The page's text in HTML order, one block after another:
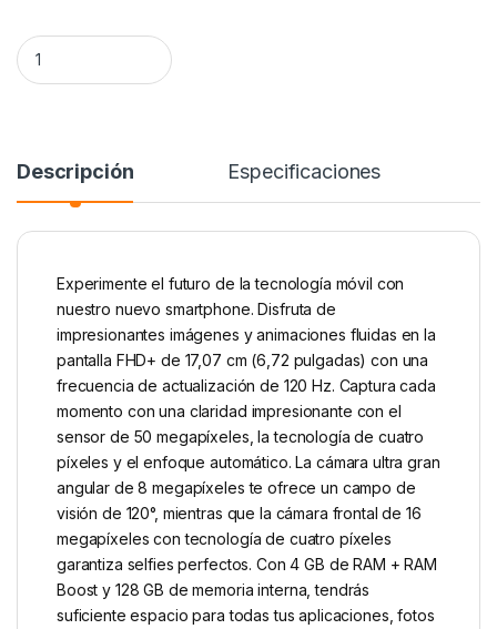
Motorola G35 5G (4/128GB) quantity
Descripción Especificaciones
Experimente el futuro de la tecnología móvil con
nuestro nuevo smartphone. Disfruta de
impresionantes imágenes y animaciones fluidas en la
pantalla FHD+ de 17,07 cm (6,72 pulgadas) con una
frecuencia de actualización de 120 Hz. Captura cada
momento con una claridad impresionante con el
sensor de 50 megapíxeles, la tecnología de cuatro
píxeles y el enfoque automático. La cámara ultra gran
angular de 8 megapíxeles te ofrece un campo de
visión de 120°, mientras que la cámara frontal de 16
megapíxeles con tecnología de cuatro píxeles
garantiza selfies perfectos. Con 4 GB de RAM + RAM
Boost y 128 GB de memoria interna, tendrás
suficiente espacio para todas tus aplicaciones, fotos